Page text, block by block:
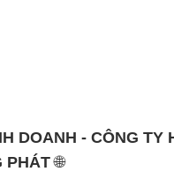
DOANH - CÔNG TY
- 028.3756.1840 -